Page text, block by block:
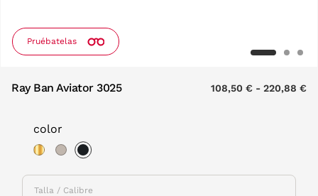
Pruébatelas
Ray Ban Aviator 3025 108,50 € - 220,88 €
color
Talla / Calibre